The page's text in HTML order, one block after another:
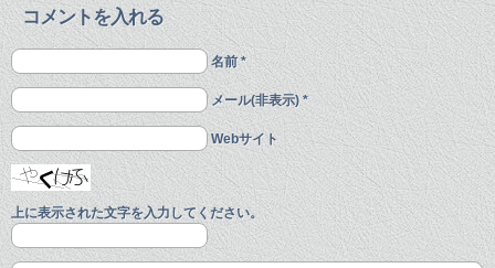
コメントを入れる
名前 *
メール(非表示) *
Webサイト
上に表示された文字を入力してください。